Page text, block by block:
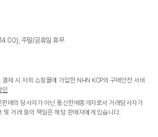
주말/공휴일 휴무
빌딩 (대표이사 : 문인식)
초 - 1268호
(바바더닷컴)
제 시 저희 쇼핑몰에 가입한 NHN KCP의 구매안전 서비
인
매의 당사자가 아닌 통신판매중개자로서 거래당사자가
및 거래 등의 책임은 해당 판매자에게 있습니다.